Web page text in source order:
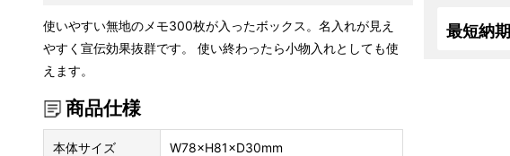
使いやすい無地のメモ300枚が入ったボックス。名入れが見え
やすく宣伝効果抜群です。 使い終わったら小物入れとしても使
えます。
商品仕様
本体サイズ W78×H81×D30mm
最短納期